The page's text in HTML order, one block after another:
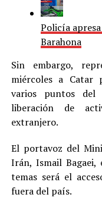
Policía
Barahona
Sin embargo,
miércoles a Catar
varios puntos del
liberación de
extranjero.
El portavoz del
Irán, Ismail
temas será el
fuera del país.